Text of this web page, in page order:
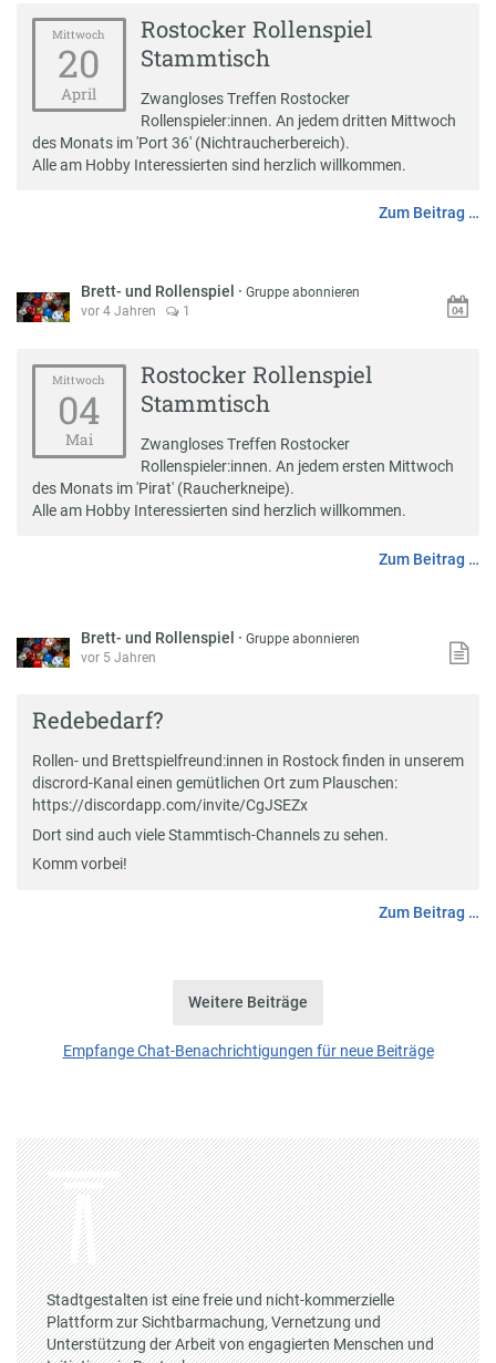
Mittwoch
20
April
Rostocker Rollenspiel
Stammtisch
Zwangloses Treffen Rostocker
Rollenspieler:innen. An jedem dritten Mittwoch
des Monats im 'Port 36' (Nichtraucherbereich).
Alle am Hobby Interessierten sind herzlich willkommen.
Zum Beitrag …
Brett- und Rollenspiel ·Gruppe abonnieren
vor 4 Jahren
1
Mittwoch
04
Mai
Rostocker Rollenspiel
Stammtisch
Zwangloses Treffen Rostocker
Rollenspieler:innen. An jedem ersten Mittwoch
des Monats im 'Pirat' (Raucherkneipe).
Alle am Hobby Interessierten sind herzlich willkommen.
Zum Beitrag …
Brett- und Rollenspiel ·Gruppe abonnieren
vor 5 Jahren
Redebedarf?
Rollen- und Brettspielfreund:innen in Rostock finden in unserem
discrord-Kanal einen gemütlichen Ort zum Plauschen:
https://discordapp.com/invite/CgJSEZx
Dort sind auch viele Stammtisch-Channels zu sehen.
Komm vorbei!
Zum Beitrag …
Weitere Beiträge
Empfange Chat-Benachrichtigungen für neue Beiträge
Stadtgestalten ist eine freie und nicht-kommerzielle
Plattform zur Sichtbarmachung, Vernetzung und
Unterstützung der Arbeit von engagierten Menschen und